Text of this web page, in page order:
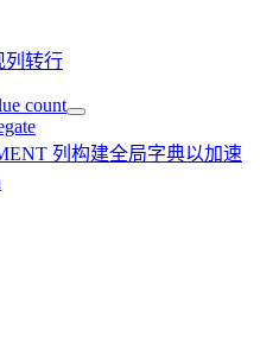
列转行
count
列构建全局字典以加速